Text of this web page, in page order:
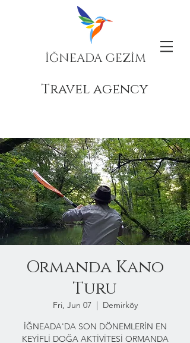
İĞNEADA GEZİM
Travel agency
Ormanda Kano
Turu
Fri, Jun 07
  |
Demirköy
İĞNEADA'DA SON DÖNEMLERİN EN
KEYİFLİ DOĞA AKTİVİTESİ ORMANDA